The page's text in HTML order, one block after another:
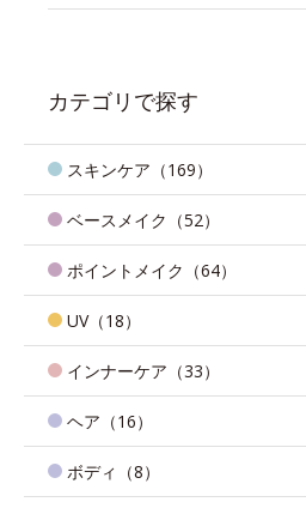
カテゴリで探す
スキンケア（169）
ベースメイク（52）
ポイントメイク（64）
UV（18）
インナーケア（33）
ヘア（16）
ボディ（8）